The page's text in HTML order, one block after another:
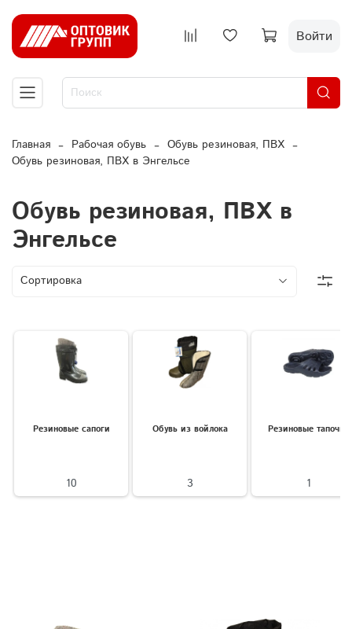
Войти
Главная Рабочая обувь
Обувь резиновая, ПВХ
Обувь резиновая, ПВХ в Энгельсе
Обувь резиновая, ПВХ в
Энгельсе
Резиновые сапоги
10
Обувь из войлока
3
Резиновые тапочки
1